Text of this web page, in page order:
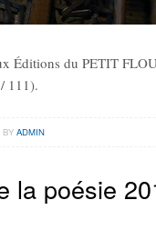
Éditions du PETIT
111).
BY ADMIN
la poésie